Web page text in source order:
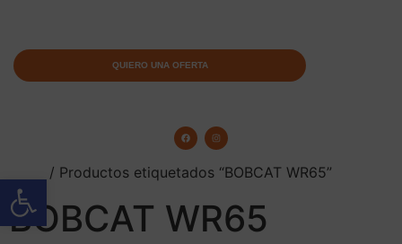
Abrir barra de herramientas
QUIERO UNA OFERTA
/ Productos etiquetados “BOBCAT WR65”
BOBCAT WR65